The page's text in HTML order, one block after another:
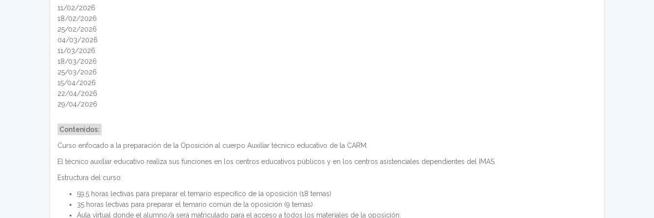
11/02/2026
18/02/2026
25/02/2026
04/03/2026
11/03/2026
18/03/2026
25/03/2026
15/04/2026
22/04/2026
29/04/2026
Contenidos:
Curso enfocado a la preparación de la Oposición al cuerpo Auxiliar técnico educativo de la CARM.
El técnico auxiliar educativo realiza sus funciones en los centros educativos públicos y en los centros asistenciales dependientes del IMAS.
Estructura del curso:
59,5 horas lectivas para preparar el temario específico de la oposición (18 temas)
35 horas lectivas para preparar el temario común de la oposición (9 temas)
Aula virtual donde el alumno/a será matriculado para el acceso a todos los materiales de la oposición: